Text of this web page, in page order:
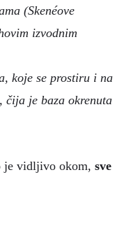
(Skenéove
izvodnim
koje se prostiru i na
čija je baza okrenuta
je vidljivo okom, sve